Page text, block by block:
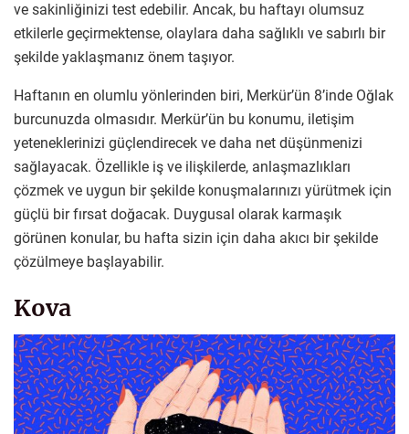
ve sakinliğinizi test edebilir. Ancak, bu haftayı olumsuz
etkilerle geçirmektense, olaylara daha sağlıklı ve sabırlı bir
şekilde yaklaşmanız önem taşıyor.
Haftanın en olumlu yönlerinden biri, Merkür’ün 8’inde Oğlak
burcunuzda olmasıdır. Merkür’ün bu konumu, iletişim
yeteneklerinizi güçlendirecek ve daha net düşünmenizi
sağlayacak. Özellikle iş ve ilişkilerde, anlaşmazlıkları
çözmek ve uygun bir şekilde konuşmalarınızı yürütmek için
güçlü bir fırsat doğacak. Duygusal olarak karmaşık
görünen konular, bu hafta sizin için daha akıcı bir şekilde
çözülmeye başlayabilir.
Kova